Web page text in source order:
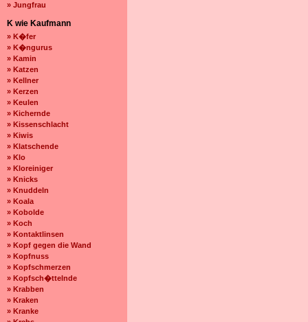
» Jungfrau
K wie Kaufmann
» K�fer
» K�ngurus
» Kamin
» Katzen
» Kellner
» Kerzen
» Keulen
» Kichernde
» Kissenschlacht
» Kiwis
» Klatschende
» Klo
» Kloreiniger
» Knicks
» Knuddeln
» Koala
» Kobolde
» Koch
» Kontaktlinsen
» Kopf gegen die Wand
» Kopfnuss
» Kopfschmerzen
» Kopfsch�ttelnde
» Krabben
» Kraken
» Kranke